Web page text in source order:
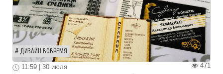
ДИЗАЙН ВОВРЕМЯ
471
11:59 | 30 июля